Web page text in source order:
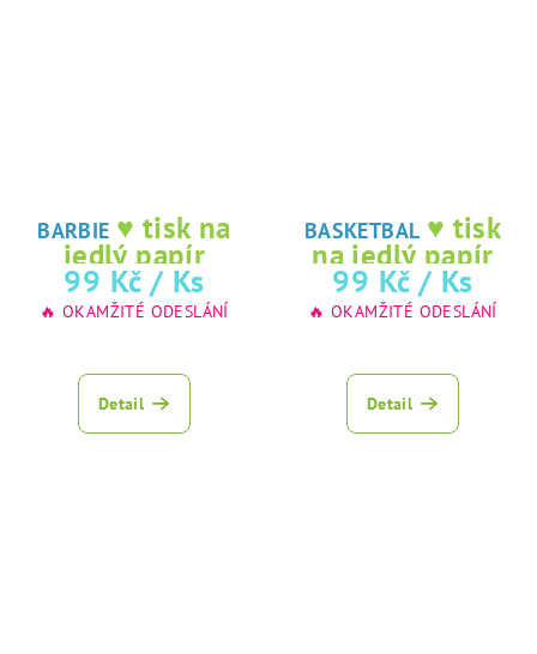
BARBIE ♥ tisk na
jedlý papír
99 Kč / Ks
🔥 OKAMŽITÉ ODESLÁNÍ
Detail
BASKETBAL ♥ tisk
na jedlý papír
99 Kč / Ks
🔥 OKAMŽITÉ ODESLÁNÍ
Detail